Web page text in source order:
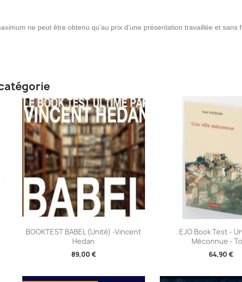
ne peut être obtenu qu’au prix d’une présentation travaillée et sans
Aperçu rapide
BOOKTEST BABEL (unité) -Vincent
Hedan
89,00 €
Aperçu
EJO Book Test -
Méconnue -
64,90 €